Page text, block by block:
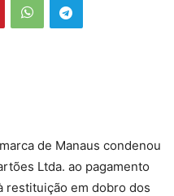
de Manaus condenou
Ltda. ao pagamento
restituição em dobro dos